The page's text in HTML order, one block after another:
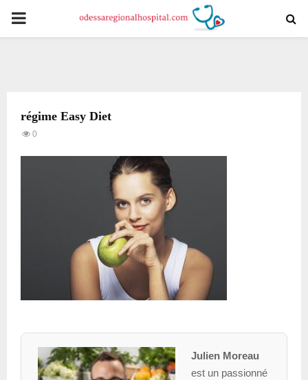
PRIMARY
régime Easy Diet
0
Julien Moreau
est un passionné